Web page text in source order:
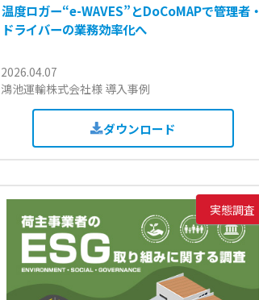
温度ロガー“e-WAVES”とDoCoMAPで管理者・
ドライバーの業務効率化へ
2026.04.07
鴻池運輸株式会社様 導入事例
ダウンロード
実態調査